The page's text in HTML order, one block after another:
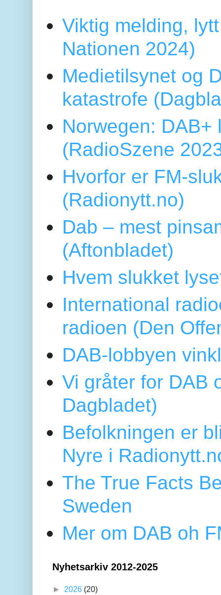
Viktig melding,
Nationen 2024)
Medietilsynet og
katastrofe
Norwegen:
(RadioSzene
Hvorfor er FM-
(Radionytt.no)
Dab – mest
(Aftonbladet)
Hvem slukket
International
radioen (Den
DAB-lobbyen
Vi gråter for DAB
Dagbladet)
Befolkningen er
Nyre i
The True Facts
Sweden
Mer om DAB oh
Nyhetsarkiv 2012-2025
► 2026 (20)